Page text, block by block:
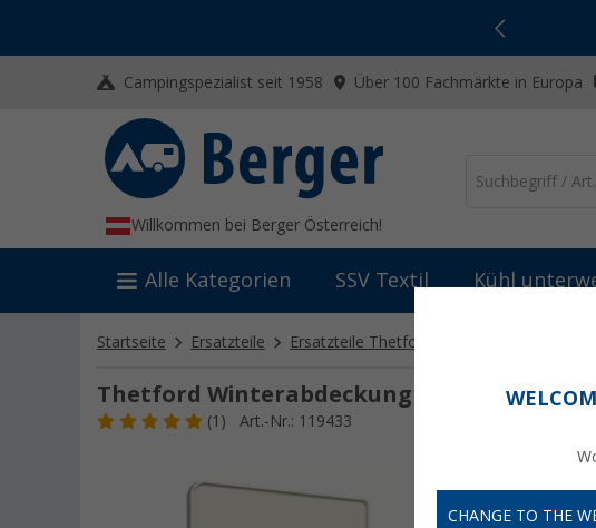
Campingspezialist seit 1958 Über 100 Fachmärkte in Europa
Willkommen bei Berger Österreich!
Alle Kategorien SSV Textil Kühl
Startseite Ersatzteile Ersatzteile Thetford Ersatzteile
Thetford Winterabdeckung (257x432)
(1) Art.-Nr.: 119433
CHANGE TO THE